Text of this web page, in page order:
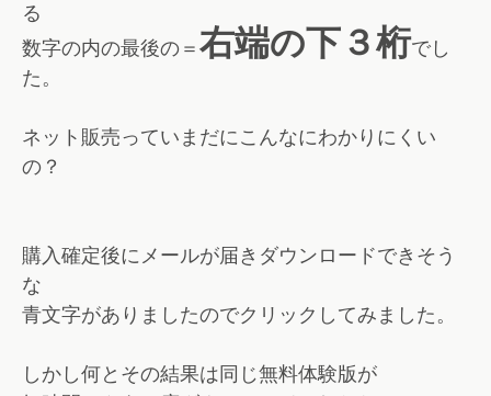
る
数字の内の最後の＝右端の下３桁でし
た。
ネット販売っていまだにこんなにわかりにくい
の？
購入確定後にメールが届きダウンロードできそう
な
青文字がありましたのでクリックしてみました。
しかし何とその結果は同じ無料体験版が